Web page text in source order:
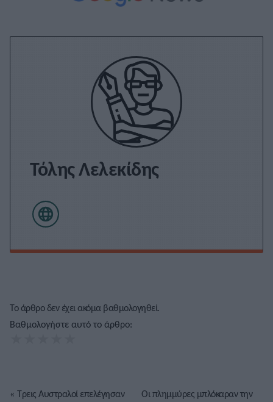
Τόλης Λελεκίδης
Το άρθρο δεν έχει ακόμα βαθμολογηθεί.
Βαθμολογήστε αυτό το άρθρο:
« Τρεις Αυστραλοί επελέγησαν
Οι πλημμύρες μπλόκαραν την